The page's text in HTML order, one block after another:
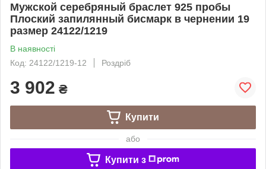
Мужской серебряный браслет 925 пробы
Плоский запилянный бисмарк в чернении 19
размер 24122/1219
В наявності
Код: 24122/1219-12
Роздріб
3 902 ₴
Купити
або
Купити з